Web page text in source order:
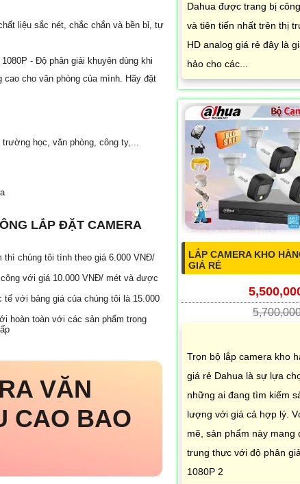
liệu sắc nét, chắc chắn và bền bỉ, tự
- Độ phân giải khuyên dùng khi
cho văn phòng của mình. Hãy đặt
học, văn phòng, công ty,...
LẮP ĐẶT CAMERA
thì chúng tôi tính theo giá 6.000 VNĐ/
với giá 10.000 VNĐ/ mét và được
với bảng giá của chúng tôi là 15.000
hoàn toàn với các sản phẩm trong
VĂN
CAO BAO
Dahua được trang bị
và tiên tiến nhất trên thị
HD analog giá rẻ đây là
hảo cho các...
LẮP CAMERA KHO
GIÁ RẺ
Trọn bộ lắp camera kho
giá rẻ Dahua là sự lựa
những ai đang tìm kiếm
lượng với giá cả hợp lý.
mẽ, sản phẩm này mang
trung thực với độ phân
1080P 2